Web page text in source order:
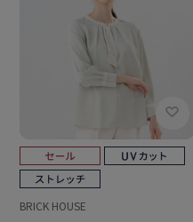
BRICK HOUSE